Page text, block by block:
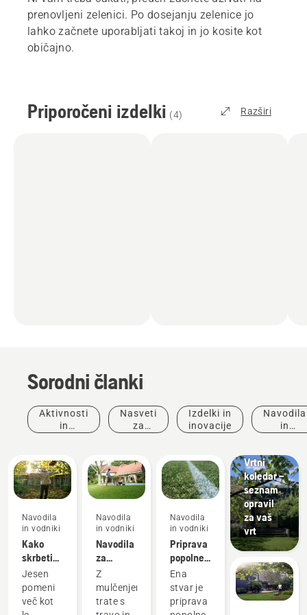
prenovljeni zelenici. Po dosejanju zelenice jo
lahko začnete uporabljati takoj in jo kosite kot
običajno.
Priporočeni izdelki (4) Razširi
Sorodni članki
Aktivnosti
in
Nasveti
za
Izdelki in
inovacije
Navodila
in
Navodila
in vodniki
Kako
skrbeti
za
jesensko
trato – 6
najboljših
Jesen
pomeni
več kot
Navodila
in vodniki
Navodila
za
mulčenje
trave in
listja
Z
mulčenjem
trate s
Navodila
in vodniki
Priprava
popolne
zelenice
Ena
stvar je
priprava
Navodila
Vrtni
koledar –
seznam
opravil
za vaš
vrt